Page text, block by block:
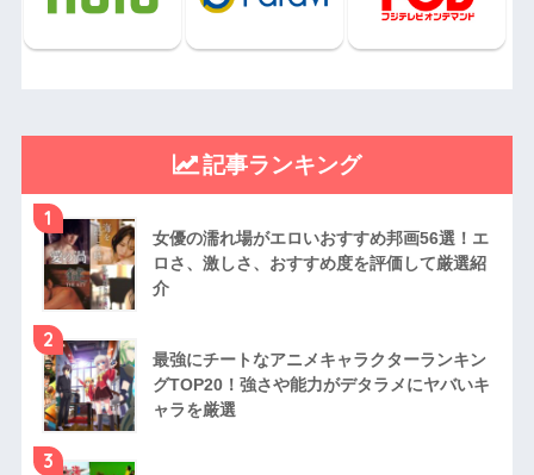
記事ランキング
1
女優の濡れ場がエロいおすすめ邦画56選！エ
ロさ、激しさ、おすすめ度を評価して厳選紹
介
2
最強にチートなアニメキャラクターランキン
グTOP20！強さや能力がデタラメにヤバいキ
ャラを厳選
3